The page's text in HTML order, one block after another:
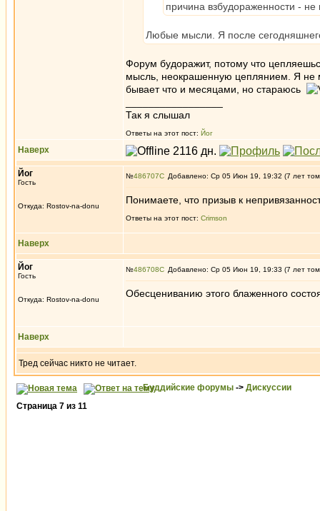
причина взбудораженности -
Любые мысли. Я после
Форум будоражит, потому что
мысль, неокрашенную цеплянием. Я не
бывает что и месяцами, но стараюсь
Так я слышал
Ответы на этот пост: Йог
Наверх
Йог
Гость
Откуда: Rostov-na-donu
№486707 Добавлено: Ср 05 Июн 19, 19:32 (7 лет
Понимаете, что призыв к
Ответы на этот пост: Crimson
Наверх
Йог
Гость
Откуда: Rostov-na-donu
№486708 Добавлено: Ср 05 Июн 19, 19:33 (7 лет
Обесцениванию этого блаженного
Наверх
Тред сейчас никто не читает.
Буддийские форумы -> Дискуссии
Страница 7 из 11